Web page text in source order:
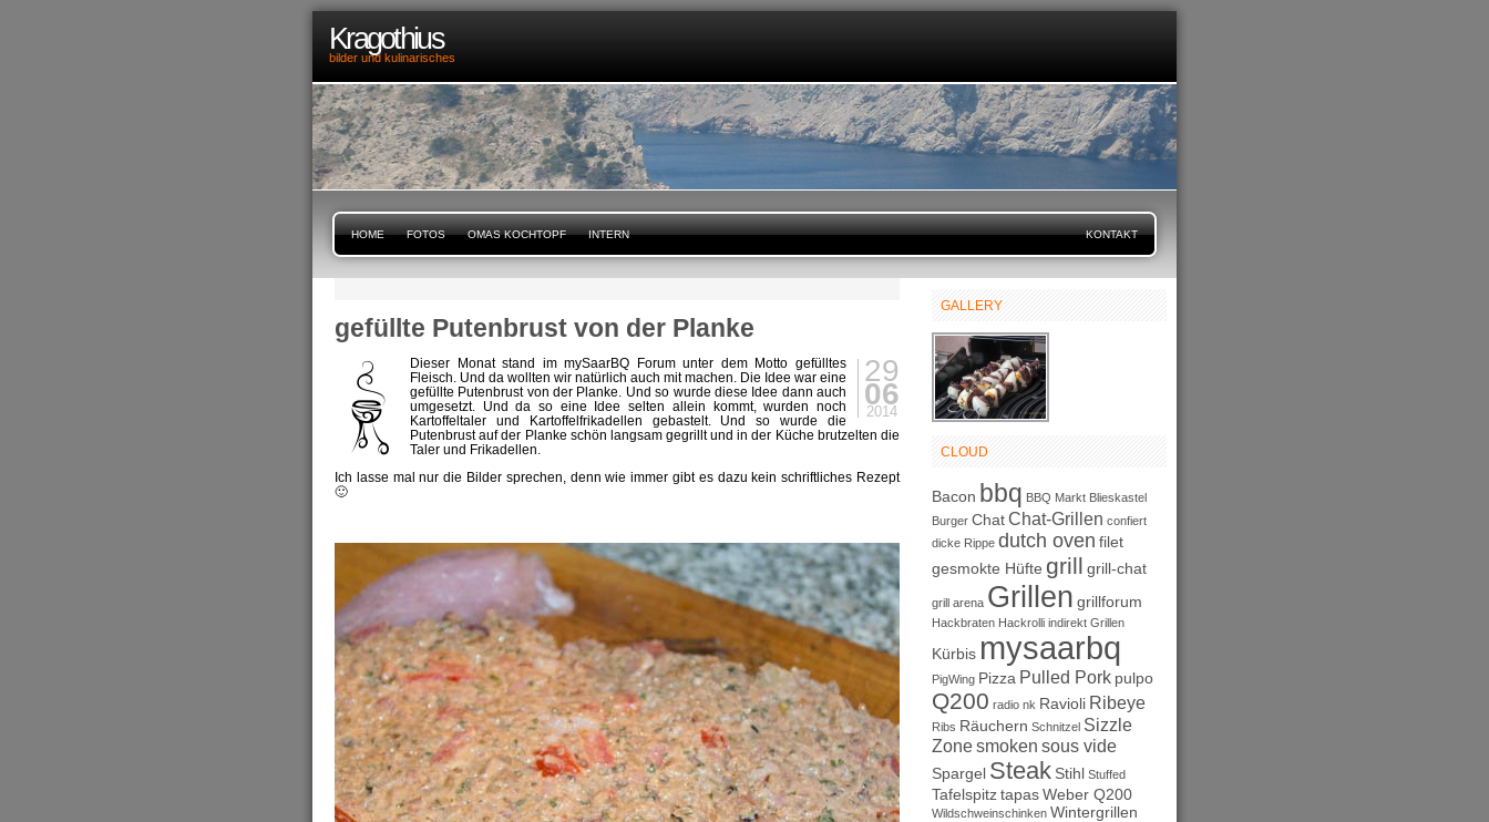
Kragothius
bilder und kulinarisches
HOME FOTOS OMAS KOCHTOPF INTERN KONTAKT
gefüllte Putenbrust von der Planke
29
06
2014
Dieser Monat stand im mySaarBQ Forum unter dem Motto gefülltes
Fleisch. Und da wollten wir natürlich auch mit machen. Die Idee war eine
gefüllte Putenbrust von der Planke. Und so wurde diese Idee dann auch
umgesetzt. Und da so eine Idee selten allein kommt, wurden noch
Kartoffeltaler und Kartoffelfrikadellen gebastelt. Und so wurde die
Putenbrust auf der Planke schön langsam gegrillt und in der Küche brutzelten die
Taler und Frikadellen.
Ich lasse mal nur die Bilder sprechen, denn wie immer gibt es dazu kein schriftliches Rezept
🙂
GALLERY
CLOUD
Bacon bbq BBQ Markt Blieskastel
Burger ChatChat-Grillen confiert
dicke Rippe dutch oven filet
gesmokte Hüfte grill grill-chat
grill arena Grillen grillforum
Hackbraten Hackrolli indirekt Grillen
Kürbis mysaarbq
PigWing Pizza Pulled Pork pulpo
Q200 radio nk Ravioli Ribeye
Ribs Räuchern Schnitzel Sizzle
Zonesmoken sous vide
Spargel Steak Stihl Stuffed
TafelspitztapasWeber Q200
Wildschweinschinken Wintergrillen